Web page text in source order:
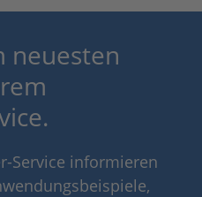
neuesten
Service informieren